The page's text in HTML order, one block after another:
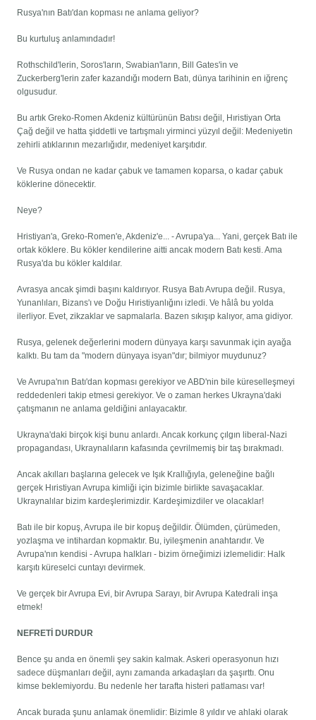
Rusya'nın Batı'dan kopması ne anlama geliyor?
Bu kurtuluş anlamındadır!
Rothschild'lerin, Soros'ların, Swabian'ların, Bill Gates'in ve
Zuckerberg'lerin zafer kazandığı modern Batı, dünya tarihinin en iğrenç
olgusudur.
Bu artık Greko-Romen Akdeniz kültürünün Batısı değil, Hıristiyan Orta
Çağ değil ve hatta şiddetli ve tartışmalı yirminci yüzyıl değil: Medeniyetin
zehirli atıklarının mezarlığıdır, medeniyet karşıtıdır.
Ve Rusya ondan ne kadar çabuk ve tamamen koparsa, o kadar çabuk
köklerine dönecektir.
Neye?
Hristiyan'a, Greko-Romen'e, Akdeniz'e... - Avrupa'ya... Yani, gerçek Batı ile
ortak köklere. Bu kökler kendilerine aitti ancak modern Batı kesti. Ama
Rusya'da bu kökler kaldılar.
Avrasya ancak şimdi başını kaldırıyor. Rusya Batı Avrupa değil. Rusya,
Yunanlıları, Bizans'ı ve Doğu Hıristiyanlığını izledi. Ve hâlâ bu yolda
ilerliyor. Evet, zikzaklar ve sapmalarla. Bazen sıkışıp kalıyor, ama gidiyor.
Rusya, gelenek değerlerini modern dünyaya karşı savunmak için ayağa
kalktı. Bu tam da "modern dünyaya isyan"dır; bilmiyor muydunuz?
Ve Avrupa'nın Batı'dan kopması gerekiyor ve ABD'nin bile küreselleşmeyi
reddedenleri takip etmesi gerekiyor. Ve o zaman herkes Ukrayna'daki
çatışmanın ne anlama geldiğini anlayacaktır.
Ukrayna'daki birçok kişi bunu anlardı. Ancak korkunç çılgın liberal-Nazi
propagandası, Ukraynalıların kafasında çevrilmemiş bir taş bırakmadı.
Ancak akılları başlarına gelecek ve Işık Krallığıyla, geleneğine bağlı
gerçek Hıristiyan Avrupa kimliği için bizimle birlikte savaşacaklar.
Ukraynalılar bizim kardeşlerimizdir. Kardeşimizdiler ve olacaklar!
Batı ile bir kopuş, Avrupa ile bir kopuş değildir. Ölümden, çürümeden,
yozlaşma ve intihardan kopmaktır. Bu, iyileşmenin anahtarıdır. Ve
Avrupa'nın kendisi - Avrupa halkları - bizim örneğimizi izlemelidir: Halk
karşıtı küreselci cuntayı devirmek.
Ve gerçek bir Avrupa Evi, bir Avrupa Sarayı, bir Avrupa Katedrali inşa
etmek!
NEFRETİ DURDUR
Bence şu anda en önemli şey sakin kalmak. Askeri operasyonun hızı
sadece düşmanları değil, aynı zamanda arkadaşları da şaşırttı. Onu
kimse beklemiyordu. Bu nedenle her tarafta histeri patlaması var!
Ancak burada şunu anlamak önemlidir: Bizimle 8 yıldır ve ahlaki olarak